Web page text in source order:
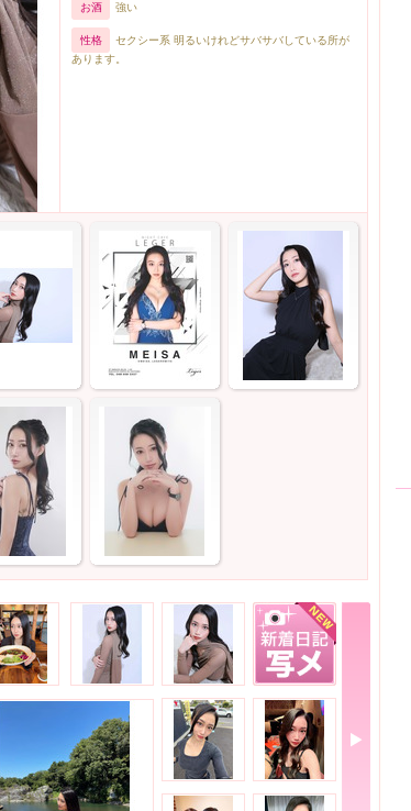
お酒 強い
性格
セクシー系 明るいけれどサバサバしている所が
あります。